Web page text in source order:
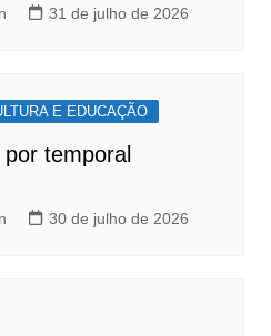
31 de julho de 2026
E EDUCAÇÃO
temporal
30 de julho de 2026